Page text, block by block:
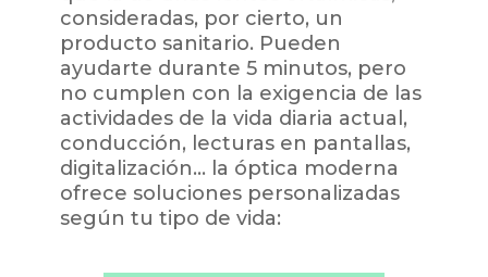
consideradas, por cierto, un
producto sanitario. Pueden
ayudarte durante 5 minutos, pero
no cumplen con la exigencia de las
actividades de la vida diaria actual,
conducción, lecturas en pantallas,
digitalización… la óptica moderna
ofrece soluciones personalizadas
según tu tipo de vida: